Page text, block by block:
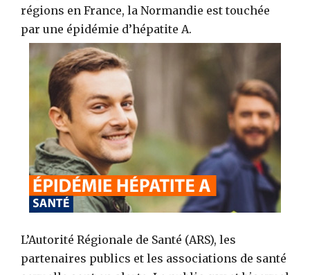
régions en France, la Normandie est touchée
par une épidémie d’hépatite A.
L’Autorité Régionale de Santé (ARS), les
partenaires publics et les associations de santé